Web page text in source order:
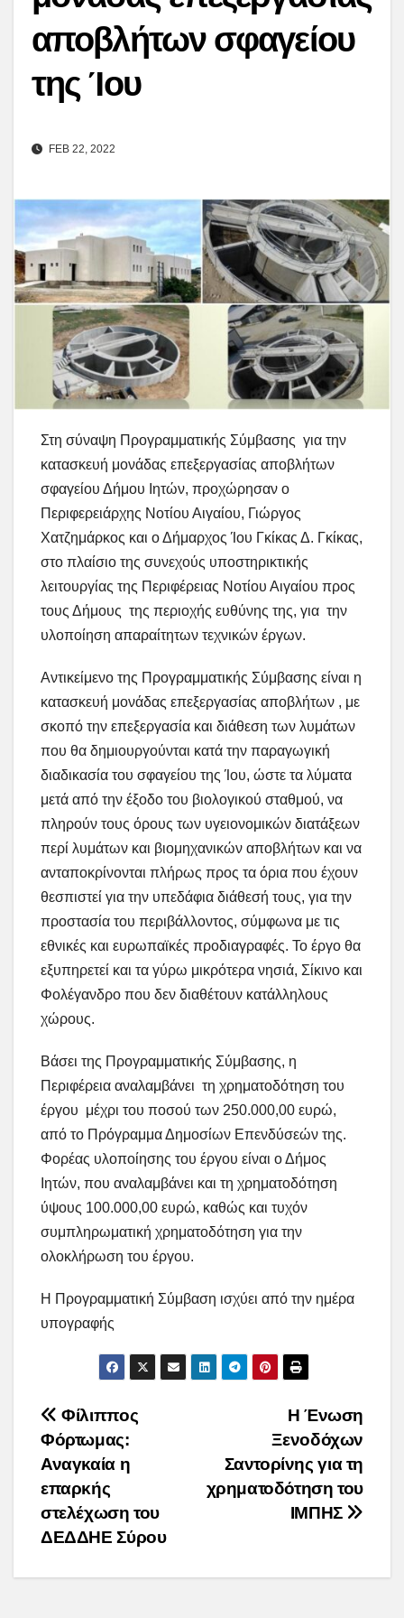
αποβλήτων σφαγείου
της Ίου
FEB 22, 2022
Στη σύναψη Προγραμματικής Σύμβασης για την
κατασκευή μονάδας επεξεργασίας αποβλήτων
σφαγείου Δήμου Ιητών, προχώρησαν ο
Περιφερειάρχης Νοτίου Αιγαίου, Γιώργος
Χατζημάρκος και ο Δήμαρχος Ίου Γκίκας Δ. Γκίκας,
στο πλαίσιο της συνεχούς υποστηρικτικής
λειτουργίας της Περιφέρειας Νοτίου Αιγαίου προς
τους Δήμους της περιοχής ευθύνης της, για την
υλοποίηση απαραίτητων τεχνικών έργων.
Αντικείμενο της Προγραμματικής Σύμβασης είναι η
κατασκευή μονάδας επεξεργασίας αποβλήτων , με
σκοπό την επεξεργασία και διάθεση των λυμάτων
που θα δημιουργούνται κατά την παραγωγική
διαδικασία του σφαγείου της Ίου, ώστε τα λύματα
μετά από την έξοδο του βιολογικού σταθμού, να
πληρούν τους όρους των υγειονομικών διατάξεων
περί λυμάτων και βιομηχανικών αποβλήτων και να
ανταποκρίνονται πλήρως προς τα όρια που έχουν
θεσπιστεί για την υπεδάφια διάθεσή τους, για την
προστασία του περιβάλλοντος, σύμφωνα με τις
εθνικές και ευρωπαϊκές προδιαγραφές. Το έργο θα
εξυπηρετεί και τα γύρω μικρότερα νησιά, Σίκινο και
Φολέγανδρο που δεν διαθέτουν κατάλληλους
χώρους.
Βάσει της Προγραμματικής Σύμβασης, η
Περιφέρεια αναλαμβάνει τη χρηματοδότηση του
έργου μέχρι του ποσού των 250.000,00 ευρώ,
από το Πρόγραμμα Δημοσίων Επενδύσεών της.
Φορέας υλοποίησης του έργου είναι ο Δήμος
Ιητών, που αναλαμβάνει και τη χρηματοδότηση
ύψους 100.000,00 ευρώ, καθώς και τυχόν
συμπληρωματική χρηματοδότηση για την
ολοκλήρωση του έργου.
Η Προγραμματική Σύμβαση ισχύει από την ημέρα
υπογραφής
Post
navigation
Η Ένωση
Ξενοδόχων
Σαντορίνης για τη
χρηματοδότηση του
ΙΜΠΗΣ
Φίλιππος
Φόρτωμας:
Αναγκαία η
επαρκής
στελέχωση του
ΔΕΔΔΗΕ Σύρου